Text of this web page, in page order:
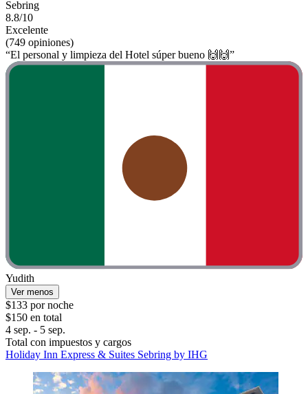
Sebring
8.8/10
Excelente
(749 opiniones)
“El personal y limpieza del Hotel súper bueno 🙌🙌”
Yudith
Ver menos
$133 por noche
$150 en total
4 sep. - 5 sep.
Total con impuestos y cargos
Holiday Inn Express & Suites Sebring by IHG